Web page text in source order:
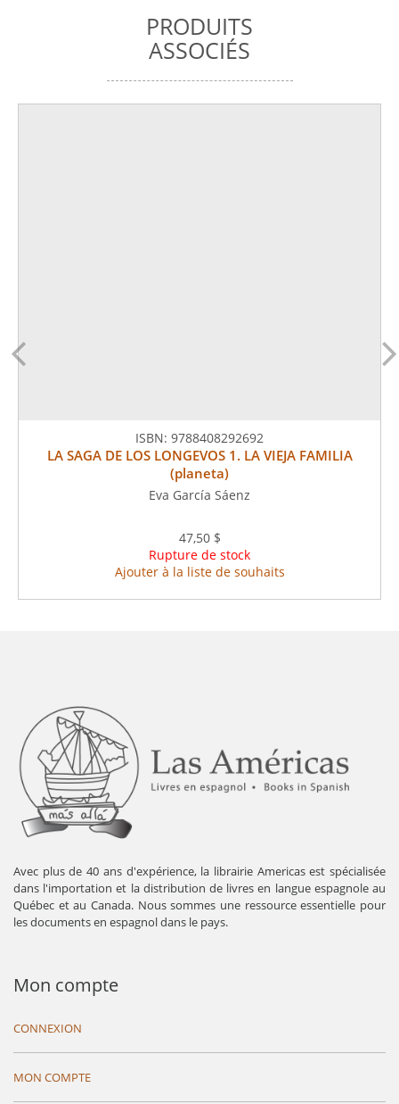
PRODUITS
ASSOCIÉS
ISBN: 9788408292692
LA SAGA DE LOS LONGEVOS 1. LA VIEJA FAMILIA
(planeta)
Eva García Sáenz
47,50 $
Rupture de stock
Ajouter à la liste de souhaits
Avec plus de 40 ans d'expérience, la librairie Americas est spécialisée
dans l'importation et la distribution de livres en langue espagnole au
Québec et au Canada. Nous sommes une ressource essentielle pour
les documents en espagnol dans le pays.
Mon compte
CONNEXION
MON COMPTE